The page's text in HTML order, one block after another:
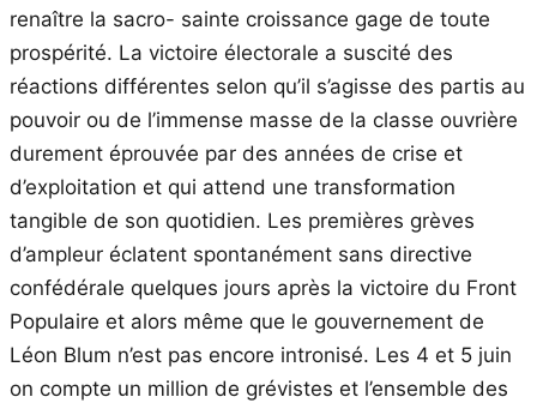
renaître la sacro- sainte croissance gage de toute
prospérité. La victoire électorale a suscité des
réactions différentes selon qu’il s’agisse des partis au
pouvoir ou de l’immense masse de la classe ouvrière
durement éprouvée par des années de crise et
d’exploitation et qui attend une transformation
tangible de son quotidien. Les premières grèves
d’ampleur éclatent spontanément sans directive
confédérale quelques jours après la victoire du Front
Populaire et alors même que le gouvernement de
Léon Blum n’est pas encore intronisé. Les 4 et 5 juin
on compte un million de grévistes et l’ensemble des